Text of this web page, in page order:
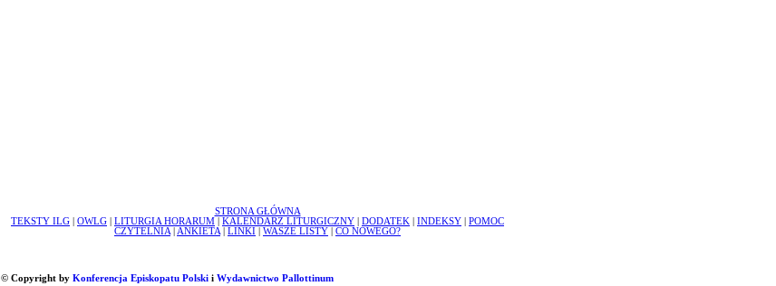
STRONA GŁÓWNA
TEKSTY ILG
OWLG LITURGIA HORARUM KALENDARZ LITURGICZNY DODATEK INDEKSY
POMOC
CZYTELNIA
ANKIETA LINKI WASZE LISTY CO NOWEGO?
© Copyright by Konferencja Episkopatu Polskii Wydawnictwo Pallottinum